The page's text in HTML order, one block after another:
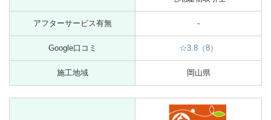
アフターサービス有無 -
Google口コミ ☆3.8（8）
施工地域 岡山県